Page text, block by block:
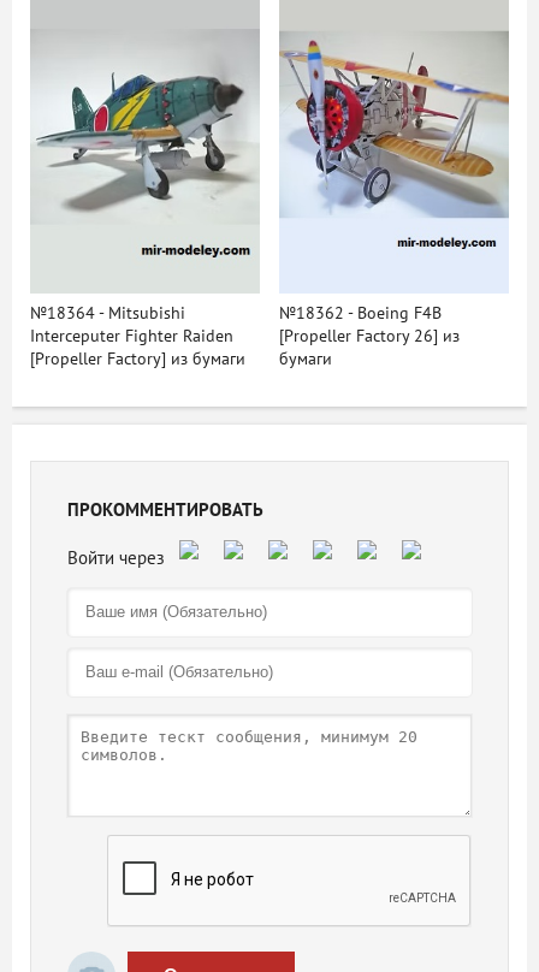
№18364 - Mitsubishi
Interceputer Fighter Raiden
[Propeller Factory] из бумаги
№18362 - Boeing F4B
[Propeller Factory 26] из
бумаги
ПРОКОММЕНТИРОВАТЬ